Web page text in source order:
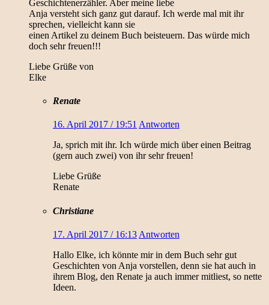
Geschichtenerzähler. Aber meine liebe
Anja versteht sich ganz gut darauf. Ich werde mal mit ihr
sprechen, vielleicht kann sie
einen Artikel zu deinem Buch beisteuern. Das würde mich
doch sehr freuen!!!
Liebe Grüße von
Elke
Renate
16. April 2017 / 19:51 Antworten
Ja, sprich mit ihr. Ich würde mich über einen Beitrag
(gern auch zwei) von ihr sehr freuen!
Liebe Grüße
Renate
Christiane
17. April 2017 / 16:13 Antworten
Hallo Elke, ich könnte mir in dem Buch sehr gut
Geschichten von Anja vorstellen, denn sie hat auch in
ihrem Blog, den Renate ja auch immer mitliest, so nette
Ideen.